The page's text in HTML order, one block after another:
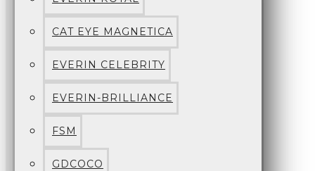
CAT EYE MAGNETICA
EVERIN CELEBRITY
EVERIN-BRILLIANCE
FSM
GDCOCO